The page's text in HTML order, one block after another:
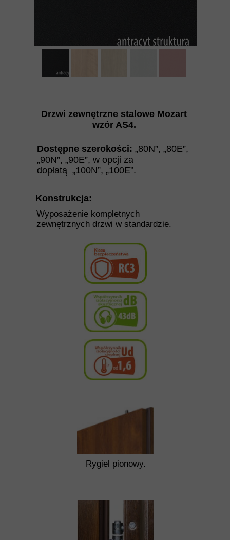
Rygiel pionowy.
Wyposażenie kompletnych
zewnętrznych drzwi w standardzie.
Konstrukcja:
Drzwi zewnętrzne stalowe Mozart
wzór AS4.
Dostępne szerokości: „80N”, „80E”,
„90N”, „90E”, w opcji za
dopłatą „100N”, „100E”.